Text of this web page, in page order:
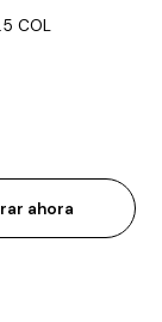
COL
ahora